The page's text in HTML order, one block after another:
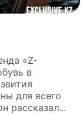
«Z-
в
для всего
рассказал...